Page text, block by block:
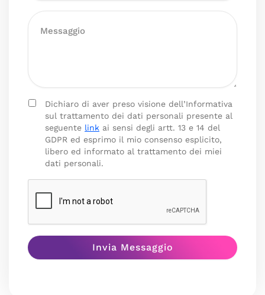
Dichiaro di aver preso visione dell’Informativa
sul trattamento dei dati personali presente al
seguente link ai sensi degli artt. 13 e 14 del
GDPR ed esprimo il mio consenso esplicito,
libero ed informato al trattamento dei miei
dati personali.